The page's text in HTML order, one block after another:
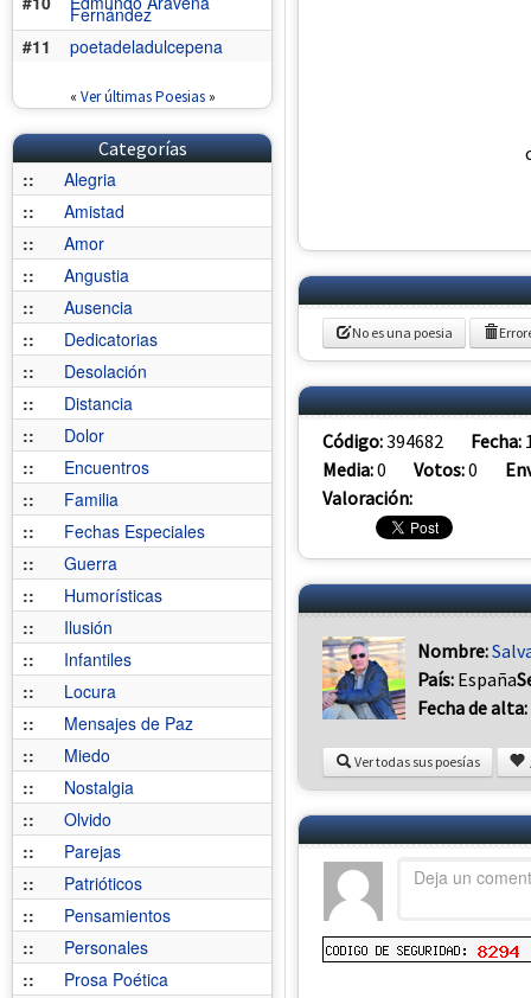
Fernández
#11
poetadeladulcepena
« Ver últimas Poesias»
Categorías
::
Alegria
::
Amistad
::
Amor
::
Angustia
::
Ausencia
::
Dedicatorias
::
Desolación
::
Distancia
::
Dolor
::
Encuentros
::
Familia
::
Fechas Especiales
::
Guerra
::
Humorísticas
::
Ilusión
::
Infantiles
::
Locura
::
Mensajes de Paz
::
Miedo
::
Nostalgia
::
Olvido
::
Parejas
::
Patrióticos
::
Pensamientos
::
Personales
::
Prosa Poética
No es una poesia
Código:394682 Fecha:
Media:0 Votos:0
Valoración:
Nombre:
País: España
Fecha de alta:
Ver todas sus poesías